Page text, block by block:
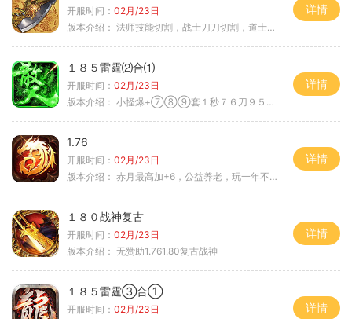
开服时间： 02月/23日
版本介绍： 法师技能切割，战士刀刀切割，道士宠物秒怪
详情
１８５雷霆⑵合⑴
开服时间： 02月/23日
版本介绍： 小怪爆+⑦⑧⑨套１秒７６刀９５范围捡
详情
1.76
开服时间： 02月/23日
版本介绍： 赤月最高加+6，公益养老，玩一年不腻，屠龙
详情
１８０战神复古
开服时间： 02月/23日
版本介绍： 无赞助1.761.80复古战神
详情
１８５雷霆③合①
开服时间： 02月/23日
详情